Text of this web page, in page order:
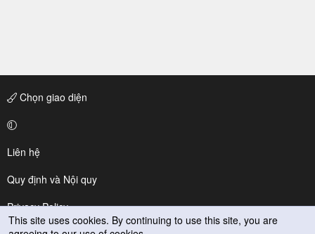
Chọn giao diện
Liên hệ
Quy định và Nội quy
Privacy Policy
This site uses cookies. By continuing to use this site, you are